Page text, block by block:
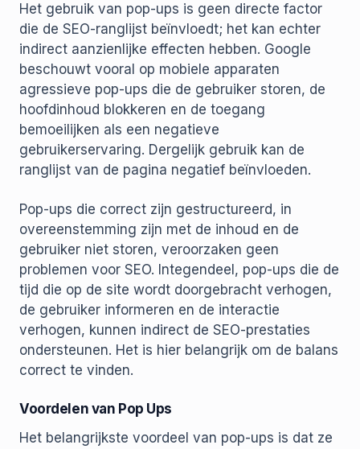
Het gebruik van pop-ups is geen directe factor
die de SEO-ranglijst beïnvloedt; het kan echter
indirect aanzienlijke effecten hebben. Google
beschouwt vooral op mobiele apparaten
agressieve pop-ups die de gebruiker storen, de
hoofdinhoud blokkeren en de toegang
bemoeilijken als een negatieve
gebruikerservaring. Dergelijk gebruik kan de
ranglijst van de pagina negatief beïnvloeden.
Pop-ups die correct zijn gestructureerd, in
overeenstemming zijn met de inhoud en de
gebruiker niet storen, veroorzaken geen
problemen voor SEO. Integendeel, pop-ups die de
tijd die op de site wordt doorgebracht verhogen,
de gebruiker informeren en de interactie
verhogen, kunnen indirect de SEO-prestaties
ondersteunen. Het is hier belangrijk om de balans
correct te vinden.
Voordelen van Pop Ups
Het belangrijkste voordeel van pop-ups is dat ze